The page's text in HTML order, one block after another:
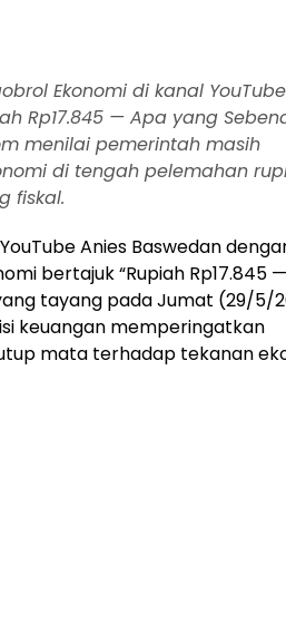
Ekonomi di kanal
Rp17.845 — Apa yang
menilai pemerintah masih
di tengah pelemahan
fiskal.
Anies Baswedan
bertajuk “Rupiah Rp17.845
tayang pada Jumat (29/5/
keuangan memperingatkan
mata terhadap tekanan